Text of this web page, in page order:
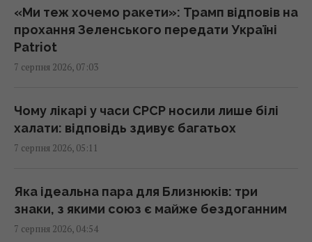
05:30 п'ятниця, 07 серпня 2026
Червневий оптимізм українців вивітрився,
перелому у війні нема, - німецький оглядач
Удари Росії по кораблях у Чорному морі: у
FP розкрили наслідки
214 мільйонів років тому астероїд залишив
у Канаді "око", видиме з космосу
«Ми теж хочемо ракети»: Трамп відповів на
прохання Зеленського передати Україні
Patriot
7 серпня 2026, 07:03
Чому лікарі у часи СРСР носили лише білі
халати: відповідь здивує багатьох
7 серпня 2026, 05:11
Яка ідеальна пара для Близнюків: три
знаки, з якими союз є майже бездоганним
7 серпня 2026, 04:54